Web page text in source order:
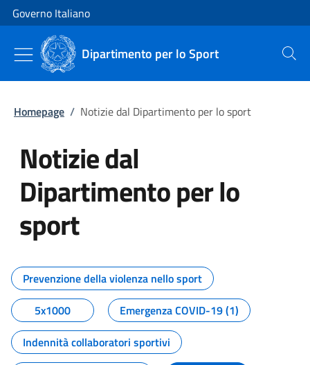
Vai al contenuto
Vai alla navigazione del sito
Governo Italiano
Dipartimento per lo Sport Cerca
Homepage / Notizie dal Dipartimento per lo sport
Notizie dal
Dipartimento per lo
sport
Tutti i contenuti della pagina
Prevenzione della violenza nello sport
5x1000
Emergenza COVID-19 (1)
Indennità collaboratori sportivi